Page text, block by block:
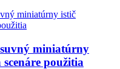
miniatúrny
použitia